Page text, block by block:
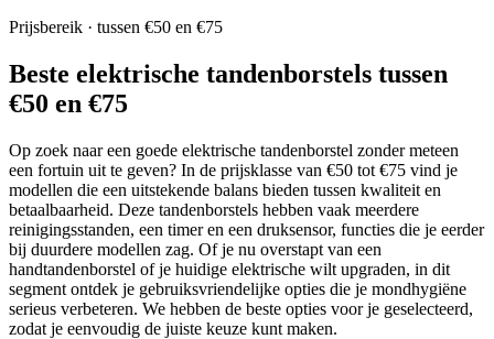
Prijsbereik · tussen €50 en €75
Beste elektrische tandenborstels tussen
€50 en €75
Op zoek naar een goede elektrische tandenborstel zonder meteen
een fortuin uit te geven? In de prijsklasse van €50 tot €75 vind je
modellen die een uitstekende balans bieden tussen kwaliteit en
betaalbaarheid. Deze tandenborstels hebben vaak meerdere
reinigingsstanden, een timer en een druksensor, functies die je eerder
bij duurdere modellen zag. Of je nu overstapt van een
handtandenborstel of je huidige elektrische wilt upgraden, in dit
segment ontdek je gebruiksvriendelijke opties die je mondhygiëne
serieus verbeteren. We hebben de beste opties voor je geselecteerd,
zodat je eenvoudig de juiste keuze kunt maken.